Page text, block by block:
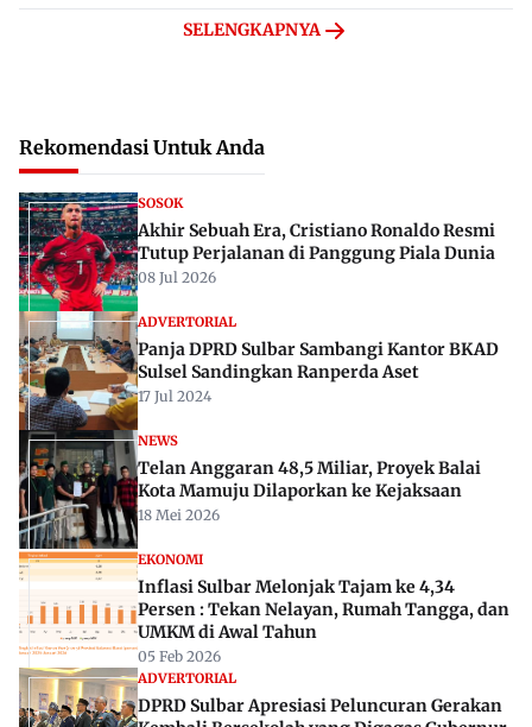
SELENGKAPNYA
Rekomendasi Untuk Anda
SOSOK
Akhir Sebuah Era, Cristiano Ronaldo Resmi
Tutup Perjalanan di Panggung Piala Dunia
08 Jul 2026
ADVERTORIAL
Panja DPRD Sulbar Sambangi Kantor BKAD
Sulsel Sandingkan Ranperda Aset
17 Jul 2024
NEWS
Telan Anggaran 48,5 Miliar, Proyek Balai
Kota Mamuju Dilaporkan ke Kejaksaan
18 Mei 2026
EKONOMI
Inflasi Sulbar Melonjak Tajam ke 4,34
Persen : Tekan Nelayan, Rumah Tangga, dan
UMKM di Awal Tahun
05 Feb 2026
ADVERTORIAL
DPRD Sulbar Apresiasi Peluncuran Gerakan